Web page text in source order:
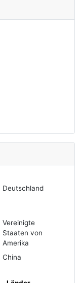
Deutschland
Vereinigte
Staaten von
Amerika
China